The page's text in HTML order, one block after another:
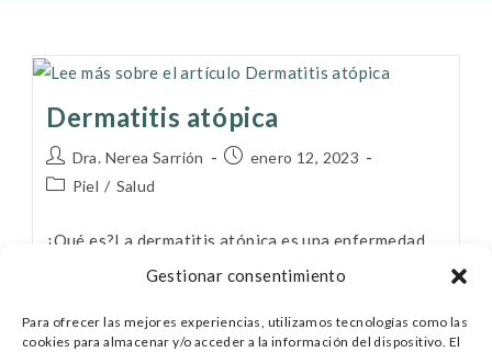
Gestionar consentimiento
Para ofrecer las mejores experiencias, utilizamos tecnologías como las
cookies para almacenar y/o acceder a la información del dispositivo. El
Dermatitis atópica
Dra. Nerea Sarrión
enero 12, 2023
Piel / Salud
¿Qué es?La dermatitis atópica es una enfermedad
inflamatoria crónica y recurrente de la piel. Es una
lactantes, niños o adultos. No contagiosa y…